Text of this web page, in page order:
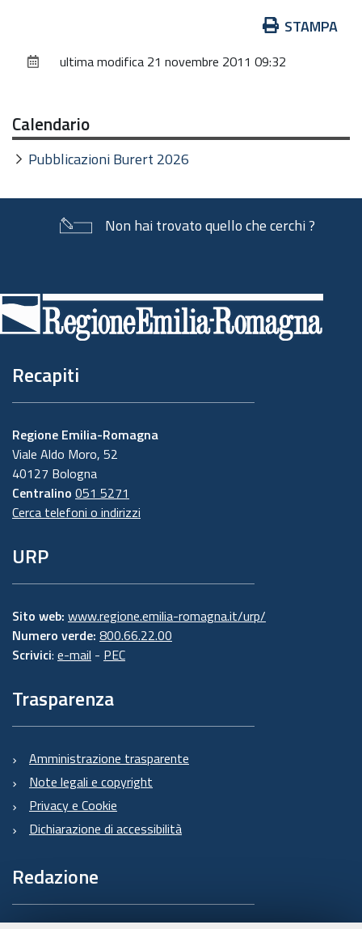
documento
STAMPA
ultima modifica 21 novembre 2011 09:32
Calendario
Pubblicazioni Burert 2026
Non hai trovato quello che cerchi ?
di
pagina
Recapiti
Regione Emilia-Romagna
Viale Aldo Moro, 52
40127 Bologna
Centralino 051 5271
Cerca telefoni o indirizzi
URP
Sito web: www.regione.emilia-romagna.it/urp/
Numero verde: 800.66.22.00
Scrivici: e-mail - PEC
Trasparenza
Amministrazione trasparente
Note legali e copyright
Privacy e Cookie
Dichiarazione di accessibilità
Redazione